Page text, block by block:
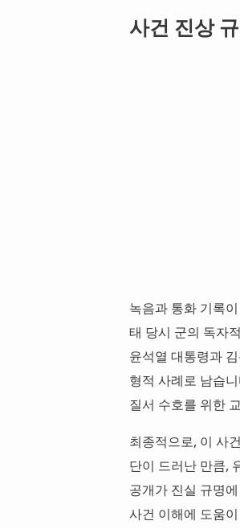
사건 진상
녹음과 통화 기록
태 당시 군의 독자
윤석열 대통령과
형적 사례로 남습
질서 수호를 위한
최종적으로, 이 사
단이 드러난 만큼,
공개가 진실 규명
사건 이해에 도움